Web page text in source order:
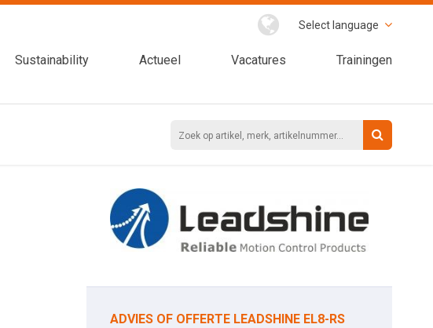
Select language
Sustainability Actueel Vacatures Trainingen
ADVIES OF OFFERTE LEADSHINE EL8-RS